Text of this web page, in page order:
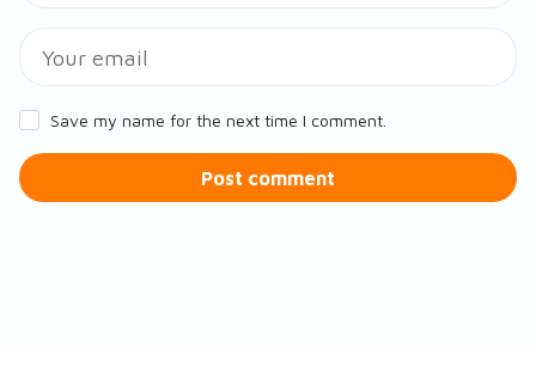
Save my name for the next time I comment.
Post comment